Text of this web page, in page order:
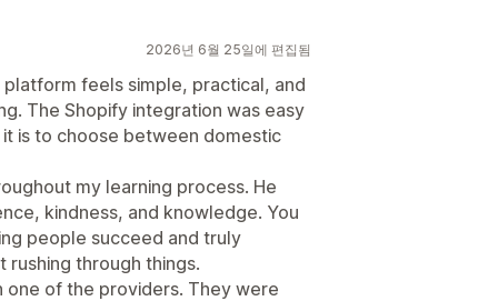
2026년 6월 25일에 편집됨
feels simple, practical, and
The Shopify integration was easy
is to choose between domestic
my learning process. He
kindness, and knowledge. You
people succeed and truly
through things.
one of the providers. They were